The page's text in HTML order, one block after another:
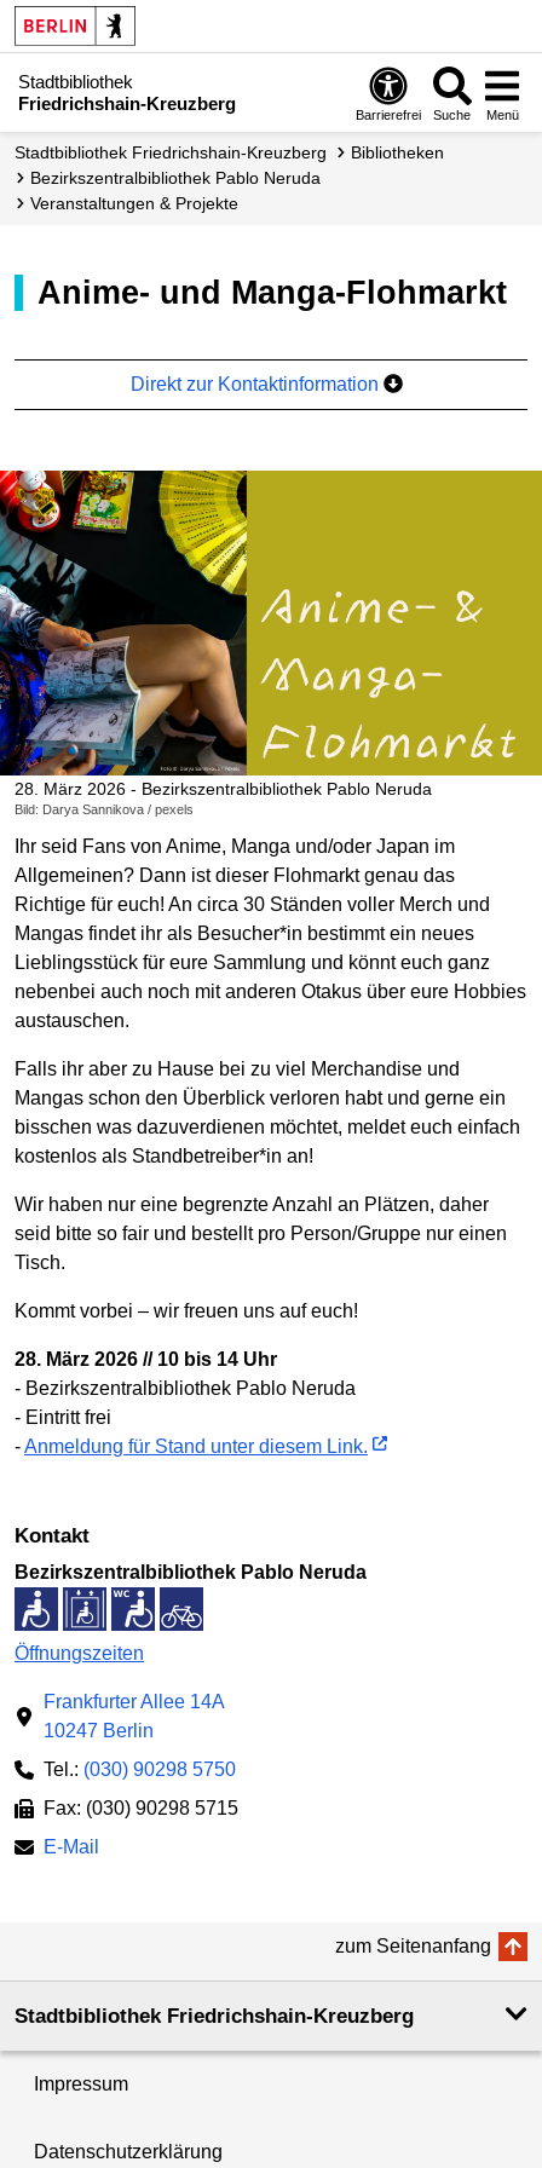
Stadtbibliothek
Friedrichshain-Kreuzberg
Barrierefrei Suche Menü
Stadt­bibliothek Friedrichshain-Kreuzberg
Bibliotheken
Bezirkszentral­bibliothek Pablo Neruda
Veranstaltungen & Projekte
Anime- und Manga-Flohmarkt
Direkt zur Kontaktinformation
28. März 2026 - Bezirkszentralbibliothek Pablo Neruda
Bild: Darya Sannikova / pexels
Ihr seid Fans von Anime, Manga und/oder Japan im
Allgemeinen? Dann ist dieser Flohmarkt genau das
Richtige für euch! An circa 30 Ständen voller Merch und
Mangas findet ihr als Besucher*in bestimmt ein neues
Lieblingsstück für eure Sammlung und könnt euch ganz
nebenbei auch noch mit anderen Otakus über eure Hobbies
austauschen.
Falls ihr aber zu Hause bei zu viel Merchandise und
Mangas schon den Überblick verloren habt und gerne ein
bisschen was dazuverdienen möchtet, meldet euch einfach
kostenlos als Standbetreiber*in an!
Wir haben nur eine begrenzte Anzahl an Plätzen, daher
seid bitte so fair und bestellt pro Person/Gruppe nur einen
Tisch.
Kommt vorbei – wir freuen uns auf euch!
28. März 2026 // 10 bis 14 Uhr
- Bezirkszentralbibliothek Pablo Neruda
- Eintritt frei
-Anmeldung für Stand unter diesem Link.
Kontakt
Bezirkszentralbibliothek Pablo Neruda
Öffnungszeiten
Frankfurter Allee 14A
10247 Berlin
Tel.: (030) 90298 5750
Fax: (030) 90298 5715
E-Mail
zum Seitenanfang
Stadtbibliothek Friedrichshain-Kreuzberg
Impressum
Datenschutzerklärung